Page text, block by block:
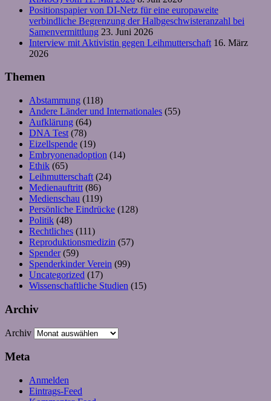
Positionspapier von DI-Netz für eine europaweite
verbindliche Begrenzung der Halbgeschwisteranzahl bei
Samenvermittlung 23. Juni 2026
Interview mit Aktivistin gegen Leihmutterschaft 16. März
2026
Themen
Abstammung (118)
Andere Länder und Internationales (55)
Aufklärung (64)
DNA Test (78)
Eizellspende (19)
Embryonenadoption (14)
Ethik (65)
Leihmutterschaft (24)
Medienauftritt (86)
Medienschau (119)
Persönliche Eindrücke (128)
Politik (48)
Rechtliches (111)
Reproduktionsmedizin (57)
Spender(59)
Spenderkinder Verein (99)
Uncategorized (17)
Wissenschaftliche Studien (15)
Archiv
Archiv
Meta
Anmelden
Eintrags-Feed